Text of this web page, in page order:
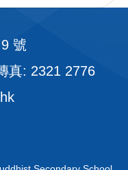
號
真: 2321 2776